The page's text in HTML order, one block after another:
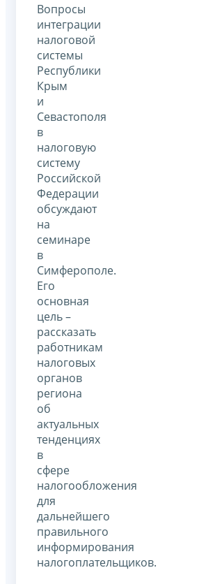
Вопросы
интеграции
налоговой
системы
Республики
Крым
и
Севастополя
в
налоговую
систему
Российской
Федерации
обсуждают
на
семинаре
в
Симферополе.
Его
основная
цель –
рассказать
работникам
налоговых
органов
региона
об
актуальных
тенденциях
в
сфере
налогообложения
для
дальнейшего
правильного
информирования
налогоплательщиков.